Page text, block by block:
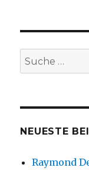
Suche
nach:
NEUESTE
Raymond